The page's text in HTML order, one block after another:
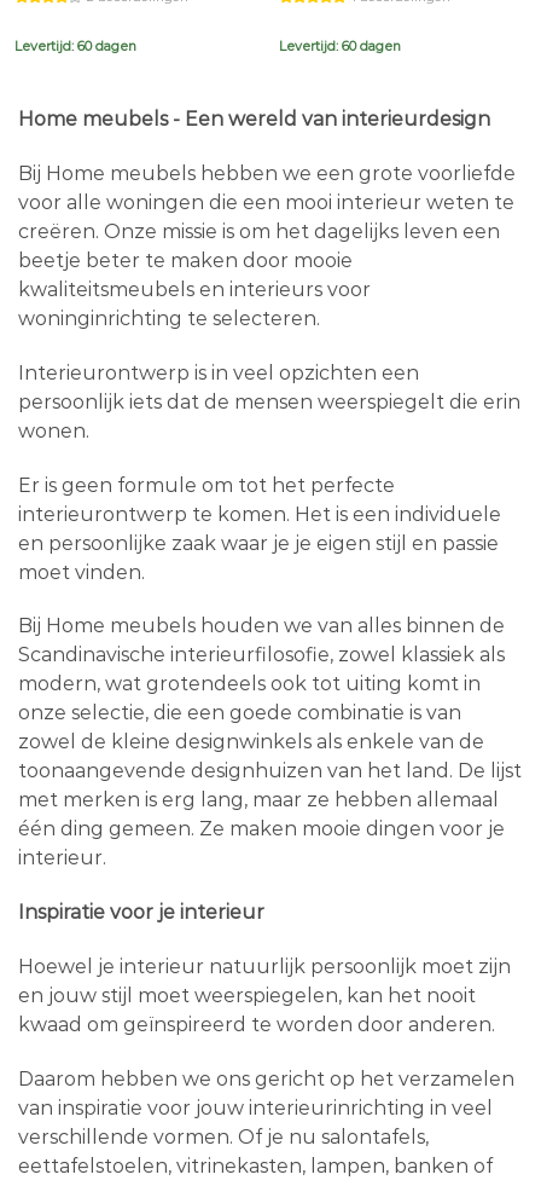
Levertijd: 60 dagen Levertijd: 60 dagen
Home meubels - Een wereld van interieurdesign
Bij Home meubels hebben we een grote voorliefde
voor alle woningen die een mooi interieur weten te
creëren. Onze missie is om het dagelijks leven een
beetje beter te maken door mooie
kwaliteitsmeubels en interieurs voor
woninginrichting te selecteren.
Interieurontwerp is in veel opzichten een
persoonlijk iets dat de mensen weerspiegelt die erin
wonen.
Er is geen formule om tot het perfecte
interieurontwerp te komen. Het is een individuele
en persoonlijke zaak waar je je eigen stijl en passie
moet vinden.
Bij Home meubels houden we van alles binnen de
Scandinavische interieurfilosofie, zowel klassiek als
modern, wat grotendeels ook tot uiting komt in
onze selectie, die een goede combinatie is van
zowel de kleine designwinkels als enkele van de
toonaangevende designhuizen van het land. De lijst
met merken is erg lang, maar ze hebben allemaal
één ding gemeen. Ze maken mooie dingen voor je
interieur.
Inspiratie voor je interieur
Hoewel je interieur natuurlijk persoonlijk moet zijn
en jouw stijl moet weerspiegelen, kan het nooit
kwaad om geïnspireerd te worden door anderen.
Daarom hebben we ons gericht op het verzamelen
van inspiratie voor jouw interieurinrichting in veel
verschillende vormen. Of je nu salontafels,
eettafelstoelen, vitrinekasten, lampen, banken of